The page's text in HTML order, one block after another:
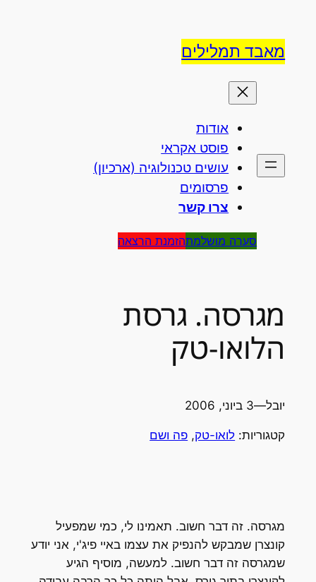
מאבד תמלילים
אודות
פוסט אקראי
עושים טכנולוגיה (ארכיון)
פרסומים
צרו קשר
סערה מושלמתהזמנת הרצאה
מגרסה. גרסת
הלואו-טק
יובל—3 ביוני, 2006
קטגוריות: לואו-טק, פה ושם
מגרסה. זה דבר חשוב. תאמינו לי, כמי שמפעיל
קונצרן שמבקש להנפיק את עצמו באיי פיג'י, אני יודע
שמגרסה זה דבר חשוב. למעשה, מוסיף הגיע